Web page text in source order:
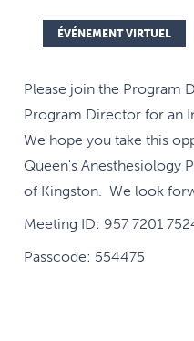
ÉVÉNEMENT VIRTUEL
Please join the Program
Program Director for an
We hope you take this
Queen's Anesthesiology
of Kingston. We look
Meeting ID: 957 7201
Passcode: 554475